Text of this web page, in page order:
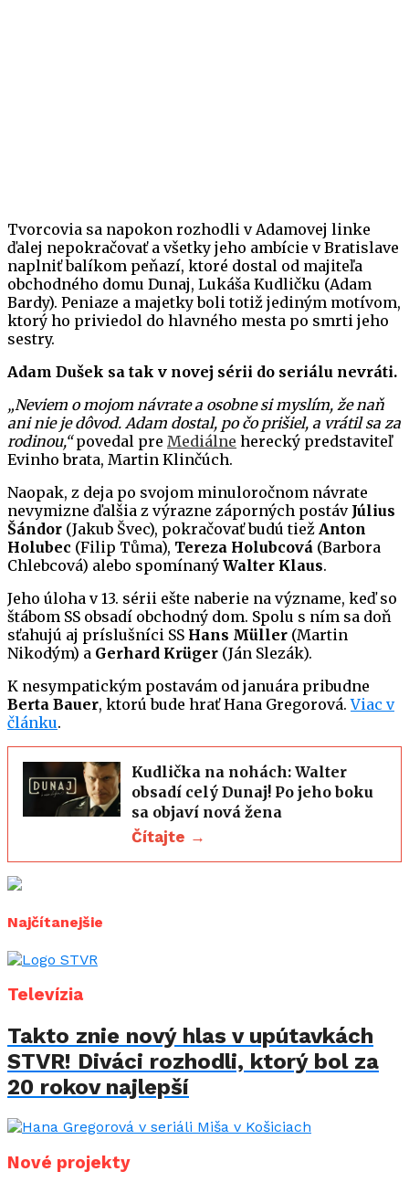
Tvorcovia sa napokon rozhodli v Adamovej linke
ďalej nepokračovať a všetky jeho ambície v Bratislave
naplniť balíkom peňazí, ktoré dostal od majiteľa
obchodného domu Dunaj, Lukáša Kudličku (Adam
Bardy). Peniaze a majetky boli totiž jediným motívom,
ktorý ho priviedol do hlavného mesta po smrti jeho
sestry.
Adam Dušek sa tak v novej sérii do seriálu nevráti.
„Neviem o mojom návrate a osobne si myslím, že naň
ani nie je dôvod. Adam dostal, po čo prišiel, a vrátil sa za
rodinou,“povedal pre Mediálne herecký predstaviteľ
Evinho brata, Martin Klinčúch.
Naopak, z deja po svojom minuloročnom návrate
nevymizne ďalšia z výrazne záporných postáv Július
Šándor (Jakub Švec), pokračovať budú tiež Anton
Holubec (Filip Tůma), Tereza Holubcová (Barbora
Chlebcová) alebo spomínaný Walter Klaus.
Jeho úloha v 13. sérii ešte naberie na význame, keď so
štábom SS obsadí obchodný dom. Spolu s ním sa doň
sťahujú aj príslušníci SS Hans Müller (Martin
Nikodým) a Gerhard Krüger (Ján Slezák).
K nesympatickým postavám od januára pribudne
Berta Bauer, ktorú bude hrať Hana Gregorová.Viac v
článku.
Kudlička na nohách: Walter
obsadí celý Dunaj! Po jeho boku
sa objaví nová žena
Čítajte →
Najčítanejšie
Televízia
Takto znie nový hlas v upútavkách
STVR! Diváci rozhodli, ktorý bol za
20 rokov najlepší
Nové projekty